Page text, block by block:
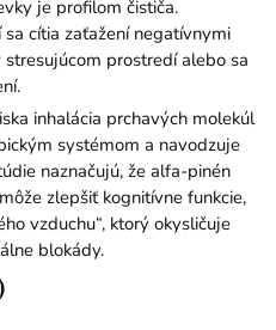
je profilom čističa.
cítia zaťažení negatívnymi
prostredí alebo sa
inhalácia prchavých molekúl
systémom a navodzuje
naznačujú, že alfa-pinén
zlepšiť kognitívne funkcie,
vzduchu“, ktorý okysličuje
blokády.